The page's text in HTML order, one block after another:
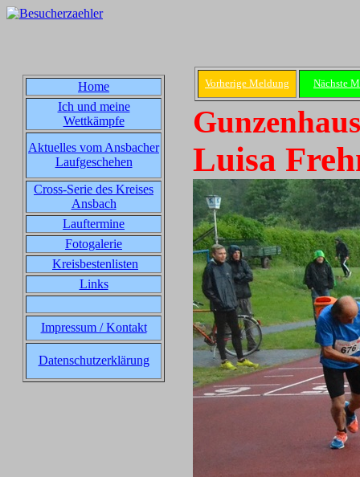
Home
Ich und meine
Wettkämpfe
Aktuelles vom Ansbacher
Laufgeschehen
Cross-Serie des Kreises
Ansbach
Lauftermine
Fotogalerie
Kreisbestenlisten
Links
Impressum / Kontakt
Datenschutzerklärung
Vorherige Meldung Nächste
Luisa